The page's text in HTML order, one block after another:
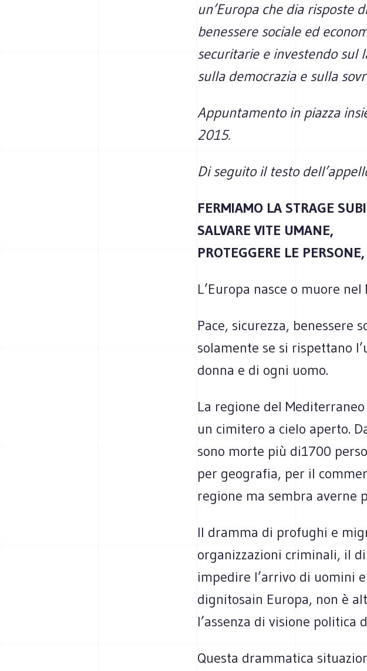
un’Europa che dia risposte
benessere sociale ed
securitarie e investendo sul
sulla democrazia e sulla
Appuntamento in piazza
2015.
Di seguito il testo
FERMIAMO LA STRAGE
SALVARE VITE UMANE,
PROTEGGERE LE
L’Europa nasce o muore
Pace, sicurezza, benessere
solamente se si rispettano
donna e di ogni uomo.
La regione del
un cimitero a cielo aperto.
sono morte più di1700
per geografia, per il
regione ma sembra averne
Il dramma di profughi e
organizzazioni criminali, il
impedire l’arrivo di uomini
dignitosain Europa, non è
l’assenza di visione politica
Questa drammatica